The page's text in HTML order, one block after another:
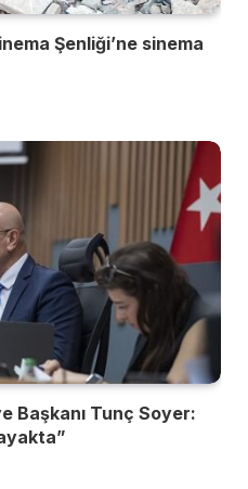
Şenliği’ne sinema
Başkanı Tunç Soyer: